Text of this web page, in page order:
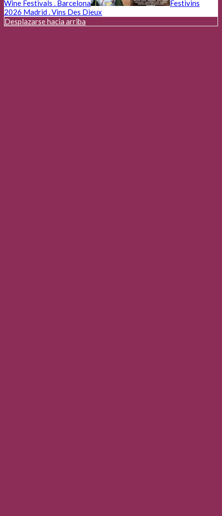
Wine Festivals . Barcelona
Festivins
2026 Madrid . Vins Des Dieux
Desplazarse hacia arriba